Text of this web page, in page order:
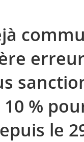
10 %
le